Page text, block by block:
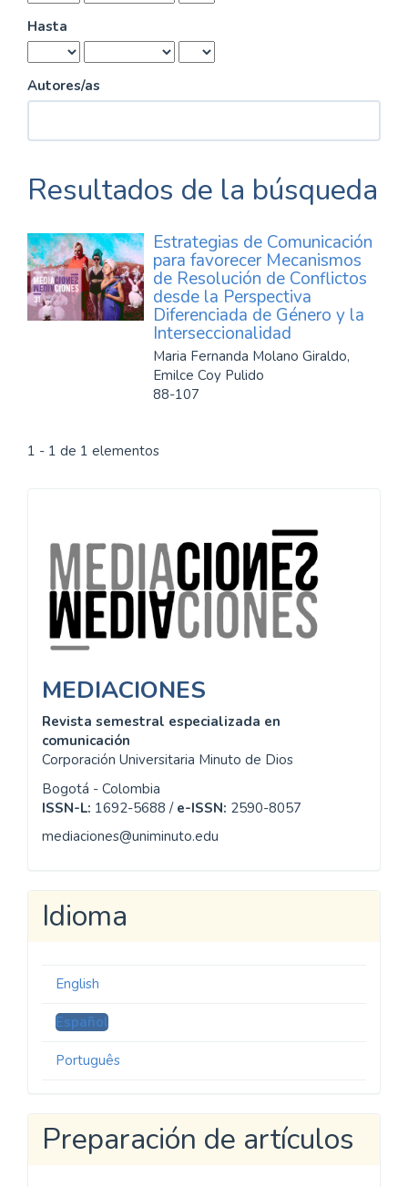
Hasta
Autores/as
Resultados de la búsqueda
Estrategias de Comunicación
para favorecer Mecanismos
de Resolución de Conflictos
desde la Perspectiva
Diferenciada de Género y la
Interseccionalidad
Maria Fernanda Molano Giraldo,
Emilce Coy Pulido
88-107
1 - 1 de 1 elementos
MEDIACIONES
Revista semestral especializada en
comunicación
Corporación Universitaria Minuto de Dios
Bogotá - Colombia
ISSN-L: 1692-5688 / e-ISSN: 2590-8057
mediaciones@uniminuto.edu
Idioma
English
Español
Português
Preparación de artículos